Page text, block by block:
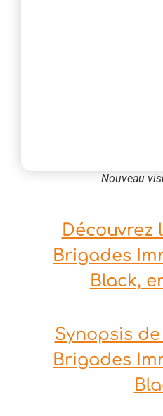
Nouveau
Découvrez
Brigades
Black,
Synopsis
Brigades